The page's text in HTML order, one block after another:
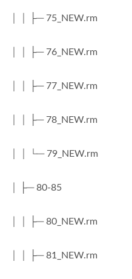
│ │ ├─ 75_NEW.rm
│ │ ├─ 76_NEW.rm
│ │ ├─ 77_NEW.rm
│ │ ├─ 78_NEW.rm
│ │ └─ 79_NEW.rm
│ ├─ 80-85
│ │ ├─ 80_NEW.rm
│ │ ├─ 81_NEW.rm